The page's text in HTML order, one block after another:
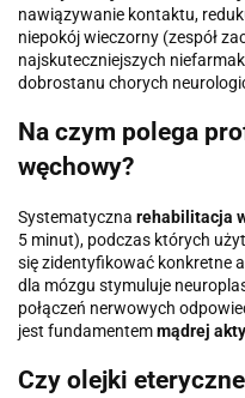
nawiązywanie kontaktu,
niepokój wieczorny (zespół
najskuteczniejszych
dobrostanu chorych
Na czym polega
węchowy?
Systematyczna rehabilitacja
5 minut), podczas których
się zidentyfikować konkretne
dla mózgu stymuluje
połączeń nerwowych
jest fundamentemmądrej
Czy olejki